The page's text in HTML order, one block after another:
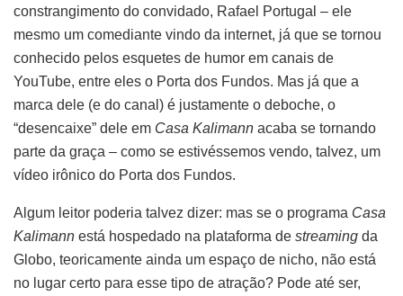
constrangimento do convidado, Rafael Portugal – ele
mesmo um comediante vindo da internet, já que se tornou
conhecido pelos esquetes de humor em canais de
YouTube, entre eles o Porta dos Fundos. Mas já que a
marca dele (e do canal) é justamente o deboche, o
“desencaixe” dele em Casa Kalimann acaba se tornando
parte da graça – como se estivéssemos vendo, talvez, um
vídeo irônico do Porta dos Fundos.
Algum leitor poderia talvez dizer: mas se o programa Casa
Kalimann está hospedado na plataforma de streaming da
Globo, teoricamente ainda um espaço de nicho, não está
no lugar certo para esse tipo de atração? Pode até ser,